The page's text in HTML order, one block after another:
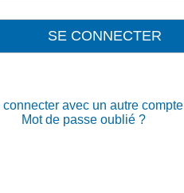
connecter avec un autre compte
Mot de passe oublié ?